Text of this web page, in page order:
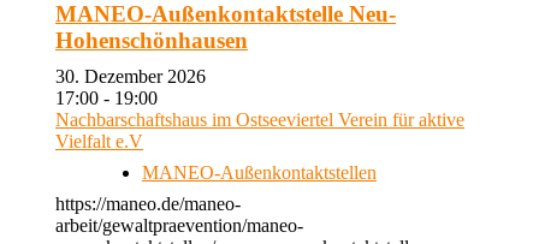
MANEO-Außenkontaktstelle Neu-
Hohenschönhausen
30. Dezember 2026
17:00 - 19:00
Nachbarschaftshaus im Ostseeviertel Verein für aktive
Vielfalt e.V
MANEO-Außenkontaktstellen
https://maneo.de/maneo-
arbeit/gewaltpraevention/maneo-